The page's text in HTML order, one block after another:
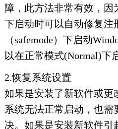
障，此方法非常有效，因
下启动时可以自动修复注
（safemode）下启动
以在正常模式(Normal)下
2.恢复系统设置
如果是安装了新软件或更
系统无法正常启动，也需
决。如果是安装新软件引